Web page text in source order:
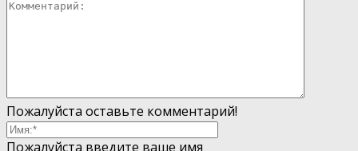
Пожалуйста оставьте комментарий!
Пожалуйста введите ваше имя